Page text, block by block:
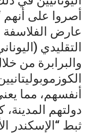
أصروا على أنهم
عارض الفلاسفة
التقليدي
والبرابرة من
أنفسهم، مما
دولتهم